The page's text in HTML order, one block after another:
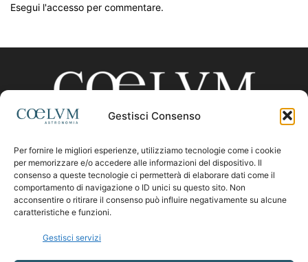
Gestisci Consenso
Per fornire le migliori esperienze, utilizziamo tecnologie come i cookie
per memorizzare e/o accedere alle informazioni del dispositivo. Il
consenso a queste tecnologie ci permetterà di elaborare dati come il
comportamento di navigazione o ID unici su questo sito. Non
acconsentire o ritirare il consenso può influire negativamente su alcune
caratteristiche e funzioni.
Gestisci servizi
Esegui l'accesso per commentare.
CHI SIAMO
Contattaci:coelumastro@coelum.com